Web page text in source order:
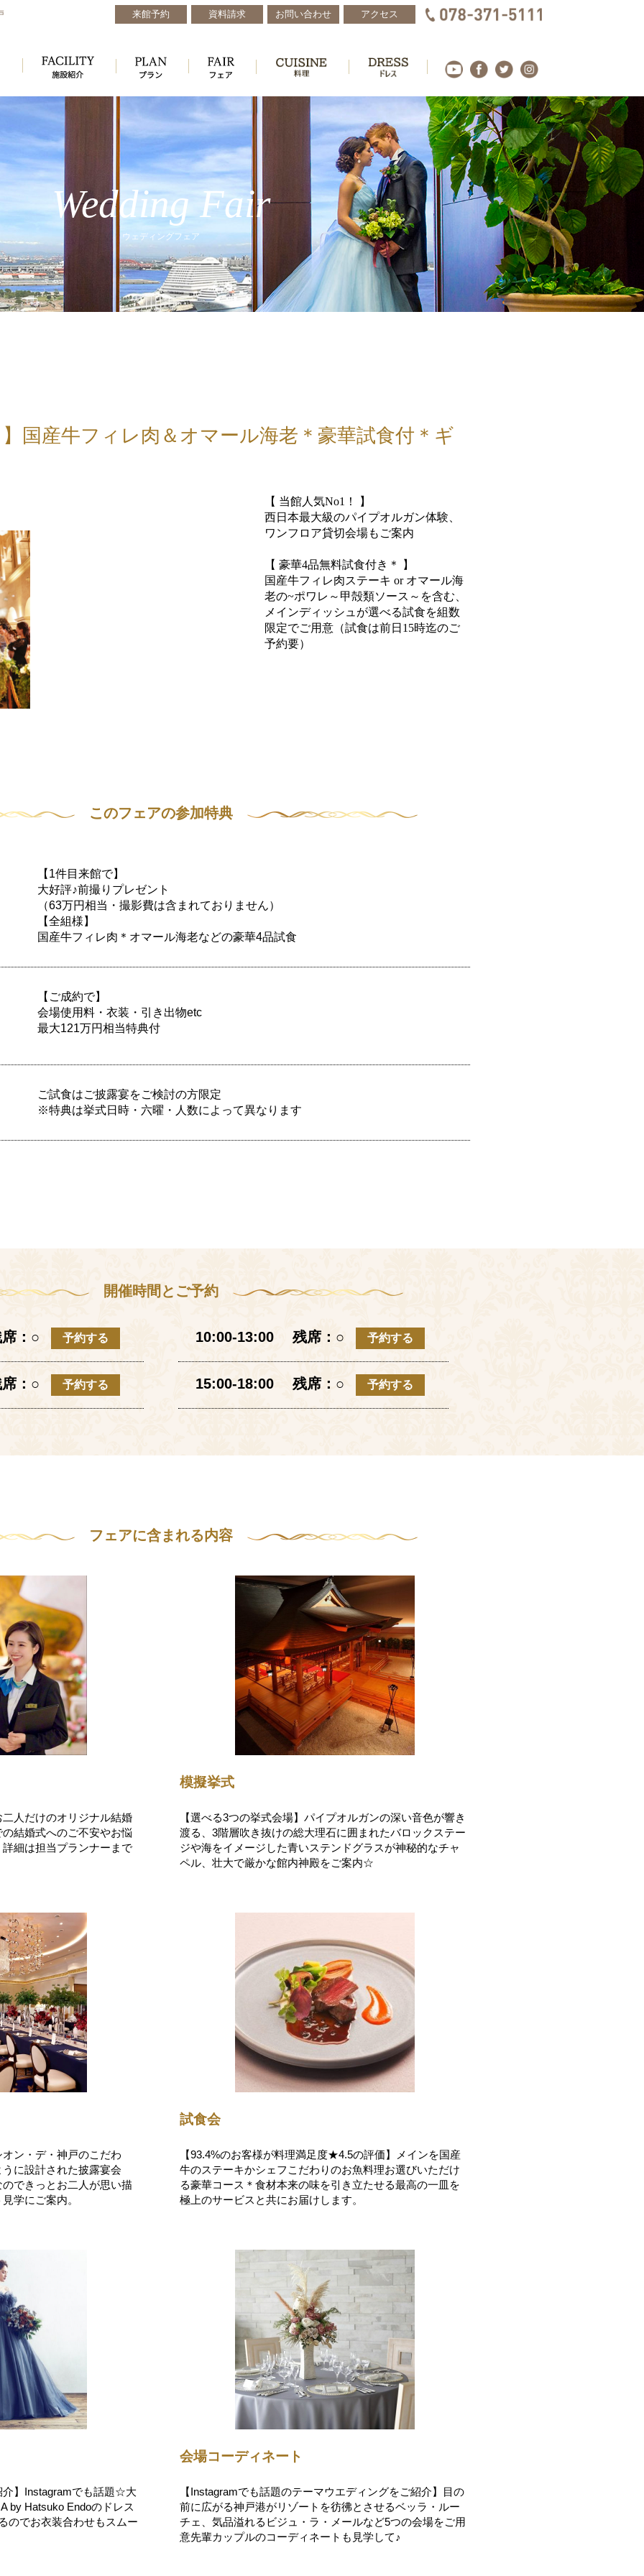
来館予約 資料請求 お問い合わせ アクセス
Wedding Fair
ウェディングフェア
国産牛フィレ肉＆オマール海老＊豪華試食付＊ギ
【 当館人気No1！ 】
西日本最大級のパイプオルガン体験、
ワンフロア貸切会場もご案内
【 豪華4品無料試食付き＊ 】
国産牛フィレ肉ステーキ or オマール海
老の~ポワレ～甲殻類ソース～を含む、
メインディッシュが選べる試食を組数
限定でご用意（試食は前日15時迄のご
予約要）
このフェアの参加特典
【1件目来館で】
大好評♪前撮りプレゼント
（63万円相当・撮影費は含まれておりません）
【全組様】
国産牛フィレ肉＊オマール海老などの豪華4品試食
【ご成約で】
会場使用料・衣装・引き出物etc
最大121万円相当特典付
ご試食はご披露宴をご検討の方限定
※特典は挙式日時・六曜・人数によって異なります
開催時間とご予約
：○ 予約する 10:00-13:00 残席：○ 予約する
：○ 予約する 15:00-18:00 残席：○ 予約する
フェアに含まれる内容
人だけのオリジナル結婚
結婚式へのご不安やお悩
細は担当プランナーまで
模擬挙式
【選べる3つの挙式会場】パイプオルガンの深い音色が響き
渡る、3階層吹き抜けの総大理石に囲まれたバロックステー
ジや海をイメージした青いステンドグラスが神秘的なチャ
ペル、壮大で厳かな館内神殿をご案内☆
ン・デ・神戸のこだわ
に設計された披露宴会
できっとお二人が思い描
学にご案内。
試食会
【93.4%のお客様が料理満足度★4.5の評価】メインを国産
牛のステーキかシェフこだわりのお魚料理お選びいただけ
る豪華コース＊食材本来の味を引き立たせる最高の一皿を
極上のサービスと共にお届けします。
介】Instagramでも話題☆大
by Hatsuko Endoのドレス
のでお衣装合わせもスムー
会場コーディネート
【Instagramでも話題のテーマウエディングをご紹介】目の
前に広がる神戸港がリゾートを彷彿とさせるベッラ・ルー
チェ、気品溢れるビジュ・ラ・メールなど5つの会場をご用
意先輩カップルのコーディネートも見学して♪